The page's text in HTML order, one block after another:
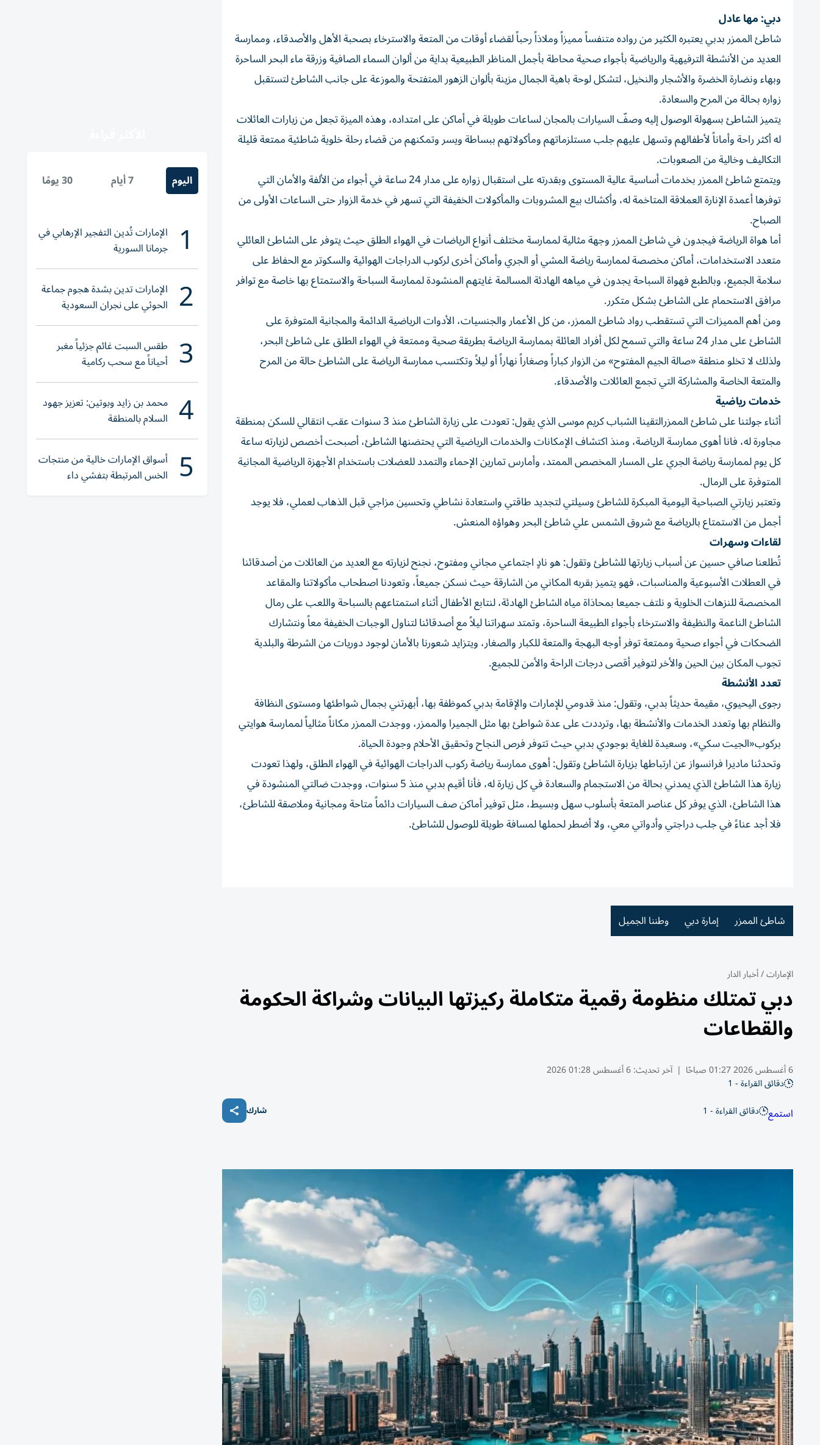
دبي: مها عادل
شاطئ الممزر بدبي يعتبره الكثير من رواده متنفساً مميزاً وملاذاً رحباً لقضاء أوقات من المتعة والاسترخاء بصحبة الأهل والأصدقاء، وممارسة
العديد من الأنشطة الترفيهية والرياضية بأجواء صحية محاطة بأجمل المناظر الطبيعية بداية من ألوان السماء الصافية وزرقة ماء البحر الساحرة
وبهاء ونضارة الخضرة والأشجار والنخيل، لتشكل لوحة باهية الجمال مزينة بألوان الزهور المتفتحة والموزعة على جانب الشاطئ لتستقبل
زواره بحالة من المرح والسعادة.
يتميز الشاطئ بسهولة الوصول إليه وصفّ السيارات بالمجان لساعات طويلة في أماكن على امتداده، وهذه الميزة تجعل من زيارات العائلات
له أكثر راحة وأماناً لأطفالهم وتسهل عليهم جلب مستلزماتهم ومأكولاتهم ببساطة ويسر وتمكنهم من قضاء رحلة خلوية شاطئية ممتعة قليلة
التكاليف وخالية من الصعوبات.
ويتمتع شاطئ الممزر بخدمات أساسية عالية المستوى وبقدرته على استقبال زواره على مدار 24 ساعة في أجواء من الألفة والأمان التي
توفرها أعمدة الإنارة العملاقة المتاخمة له، وأكشاك بيع المشروبات والمأكولات الخفيفة التي تسهر في خدمة الزوار حتى الساعات الأولى من
الصباح.
أما هواة الرياضة فيجدون في شاطئ الممزر وجهة مثالية لممارسة مختلف أنواع الرياضات في الهواء الطلق حيث يتوفر على الشاطئ العائلي
متعدد الاستخدامات، أماكن مخصصة لممارسة رياضة المشي أو الجري وأماكن أخرى لركوب الدراجات الهوائية والسكوتر مع الحفاظ على
سلامة الجميع، وبالطبع فهواة السباحة يجدون في مياهه الهادئة المسالمة غايتهم المنشودة لممارسة السباحة والاستمتاع بها خاصة مع توافر
مرافق الاستحمام على الشاطئ بشكل متكرر.
ومن أهم المميزات التي تستقطب رواد شاطئ الممزر، من كل الأعمار والجنسيات، الأدوات الرياضية الدائمة والمجانية المتوفرة على
الشاطئ على مدار 24 ساعة والتي تسمح لكل أفراد العائلة بممارسة الرياضة بطريقة صحية وممتعة في الهواء الطلق على شاطئ البحر،
ولذلك لا تخلو منطقة «صالة الجيم المفتوح» من الزوار كباراً وصغاراً نهاراً أو ليلاً وتكتسب ممارسة الرياضة على الشاطئ حالة من المرح
والمتعة الخاصة والمشاركة التي تجمع العائلات والأصدقاء.
خدمات رياضية
أثناء جولتنا على شاطئ الممزرالتقينا الشباب كريم موسى الذي يقول: تعودت على زيارة الشاطئ منذ 3 سنوات عقب انتقالي للسكن بمنطقة
مجاورة له، فانا أهوى ممارسة الرياضة، ومنذ اكتشاف الإمكانات والخدمات الرياضية التي يحتضنها الشاطئ، أصبحت أخصص لزيارته ساعة
كل يوم لممارسة رياضة الجري على المسار المخصص الممتد، وأمارس تمارين الإحماء والتمدد للعضلات باستخدام الأجهزة الرياضية المجانية
المتوفرة على الرمال.
وتعتبر زيارتي الصباحية اليومية المبكرة للشاطئ وسيلتي لتجديد طاقتي واستعادة نشاطي وتحسين مزاجي قبل الذهاب لعملي، فلا يوجد
أجمل من الاستمتاع بالرياضة مع شروق الشمس علي شاطئ البحر وهواؤه المنعش.
لقاءات وسهرات
تُطلعنا صافي حسين عن أسباب زيارتها للشاطئ وتقول: هو نادٍ اجتماعي مجاني ومفتوح، نجنح لزيارته مع العديد من العائلات من أصدقائنا
في العطلات الأسبوعية والمناسبات، فهو يتميز بقربه المكاني من الشارقة حيث نسكن جميعاً، وتعودنا اصطحاب مأكولاتنا والمقاعد
المخصصة للنزهات الخلوية و نلتف جميعا بمحاذاة مياه الشاطئ الهادئة، لنتابع الأطفال أثناء استمتاعهم بالسباحة واللعب على رمال
الشاطئ الناعمة والنظيفة والاسترخاء بأجواء الطبيعة الساحرة، وتمتد سهراتنا ليلاً مع أصدقائنا لتناول الوجبات الخفيفة معاً ونتشارك
الضحكات في أجواء صحية وممتعة توفر أوجه البهجة والمتعة للكبار والصغار، ويتزايد شعورنا بالأمان لوجود دوريات من الشرطة والبلدية
تجوب المكان بين الحين والأخر لتوفير أقصى درجات الراحة والأمن للجميع.
تعدد الأنشطة
رجوى اليحيوي، مقيمة حديثاً بدبي، وتقول: منذ قدومي للإمارات والإقامة بدبي كموظفة بها، أبهرتني بجمال شواطئها ومستوى النظافة
والنظام بها وتعدد الخدمات والأنشطة بها، وترددت على عدة شواطئ بها مثل الجميرا والممزر، ووجدت الممزر مكاناً مثالياً لممارسة هوايتي
بركوب«الجيت سكي»، وسعيدة للغاية بوجودي بدبي حيث تتوفر فرص النجاح وتحقيق الأحلام وجودة الحياة.
وتحدثنا ماديرا فرانسواز عن ارتباطها بزيارة الشاطئ وتقول: أهوى ممارسة رياضة ركوب الدراجات الهوائية في الهواء الطلق، ولهذا تعودت
زيارة هذا الشاطئ الذي يمدني بحالة من الاستجمام والسعادة في كل زيارة له، فأنا أقيم بدبي منذ 5 سنوات، ووجدت ضالتي المنشودة في
هذا الشاطئ، الذي يوفر كل عناصر المتعة بأسلوب سهل وبسيط، مثل توفير أماكن صف السيارات دائماً متاحة ومجانية وملاصقة للشاطئ،
فلا أجد عناءً في جلب دراجتي وأدواتي معي، ولا أضطر لحملها لمسافة طويلة للوصول للشاطئ.
شاطئ الممزر إمارة دبي وطننا الجميل
الإمارات/أخبار الدار
دبي تمتلك منظومة رقمية متكاملة ركيزتها البيانات وشراكة الحكومة
والقطاعات
6 أغسطس 2026 01:27 صباحًا | آخر تحديث:6 أغسطس 01:28 2026
دقائق القراءة - 1
استمع دقائق القراءة - 1 شارك
اليوم 7 أيام 30 يومًا
1 الإمارات تُدين التفجير الإرهابي في
جرمانا السورية
2 الإمارات تدين بشدة هجوم جماعة
الحوثي على نجران السعودية
3 طقس السبت غائم جزئياً مغبر
أحياناً مع سحب ركامية
4 محمد بن زايد وبوتين: تعزيز جهود
السلام بالمنطقة
5 أسواق الإمارات خالية من منتجات
الخس المرتبطة بتفشي داء